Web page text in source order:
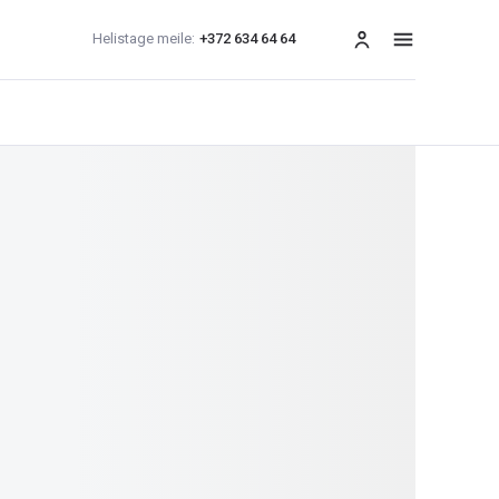
Helistage meile: +372 634 64 64 menüü